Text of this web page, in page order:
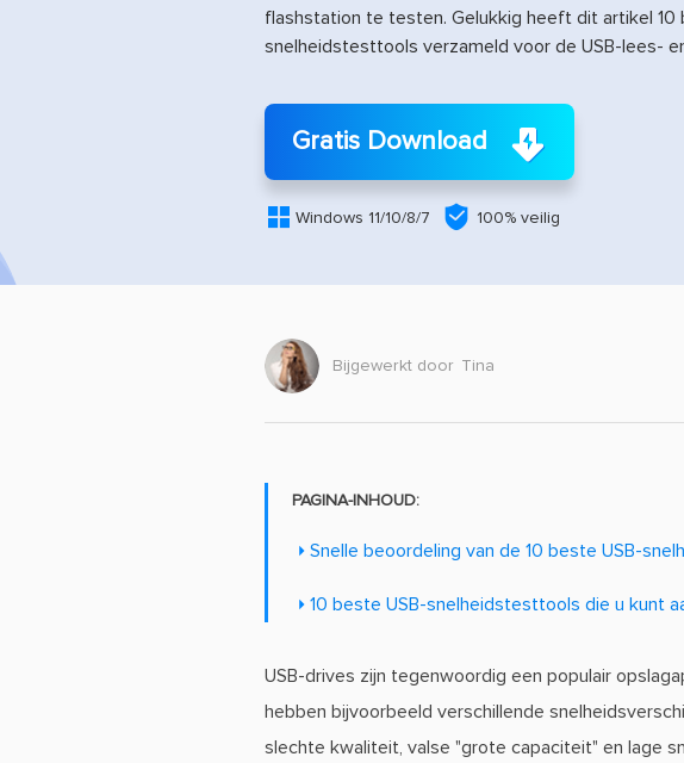
flashstation te testen. Gelukkig heeft dit artikel 10
snelheidstesttools verzameld voor de USB-lees-
Gratis Download
 Windows 11/10/8/7  100% veilig
Bijgewerkt door Tina
PAGINA-INHOUD:
Snelle beoordeling van de 10 beste USB-
10 beste USB-snelheidstesttools die u kunt
USB-drives zijn tegenwoordig een populair
hebben bijvoorbeeld verschillende
slechte kwaliteit, valse "grote capaciteit" en lage